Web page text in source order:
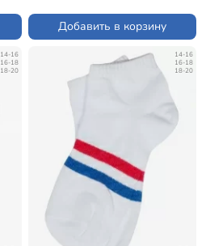
Добавить в корзину
14-16
16-18
18-20
14-16
16-18
18-20